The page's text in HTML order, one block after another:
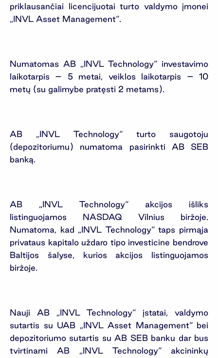
priklausančiai licencijuotai turto valdymo įmonei
„INVL Asset Management“.
Numatomas AB „INVL Technology“ investavimo
laikotarpis – 5 metai, veiklos laikotarpis – 10
metų (su galimybe pratęsti 2 metams).
AB „INVL Technology“ turto saugotoju
(depozitoriumu) numatoma pasirinkti AB SEB
banką.
AB „INVL Technology“ akcijos išliks
listinguojamos NASDAQ Vilnius biržoje.
Numatoma, kad „INVL Technology“ taps pirmąja
privataus kapitalo uždaro tipo investicine bendrove
Baltijos šalyse, kurios akcijos listinguojamos
biržoje.
Nauji AB „INVL Technology“ įstatai, valdymo
sutartis su UAB „INVL Asset Management“ bei
depozitoriumo sutartis su AB SEB banku dar bus
tvirtinami AB „INVL Technology“ akcininkų